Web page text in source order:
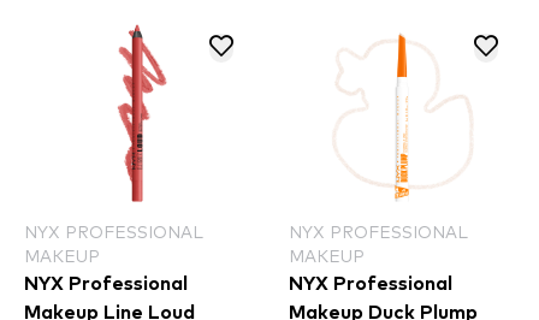
NYX PROFESSIONAL
MAKEUP
NYX Professional
Makeup Line Loud
NYX PROFESSIONAL
MAKEUP
NYX Professional
Makeup Duck Plump